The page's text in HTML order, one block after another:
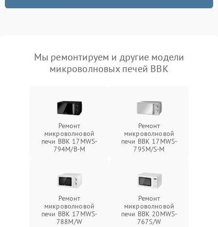
Мы ремонтируем и другие модели
микроволновых печей BBK
Ремонт
микроволновой
печи BBK 17MWS-
794M/B-M
Ремонт
микроволновой
печи BBK 17MWS-
795M/S-M
Ремонт
микроволновой
печи BBK 17MWS-
788M/W
Ремонт
микроволновой
печи BBK 20MWS-
767S/W